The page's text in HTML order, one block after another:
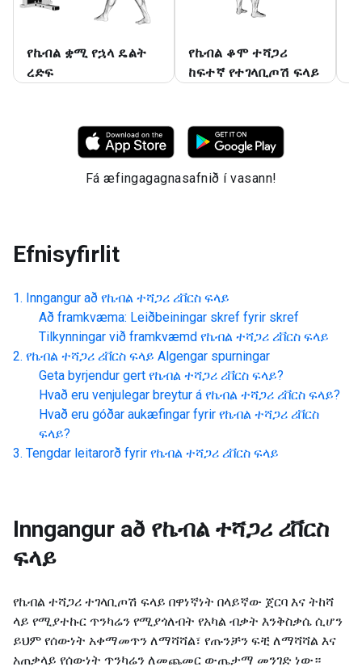
የኬብል ቋሚ የኋላ ዴልት
ረድፍ
የኬብል ቆሞ ተሻጋሪ
ከፍተኛ የተገላቢጦሽ ፍላይ
Fá æfingagagnasafnið í vasann!
Efnisyfirlit
Inngangur að የኬብል ተሻጋሪ ሪቨርስ ፍላይ
Að framkvæma: Leiðbeiningar skref fyrir skref
Tilkynningar við framkvæmd የኬብል ተሻጋሪ ሪቨርስ ፍላይ
የኬብል ተሻጋሪ ሪቨርስ ፍላይ Algengar spurningar
Geta byrjendur gert የኬብል ተሻጋሪ ሪቨርስ ፍላይ?
Hvað eru venjulegar breytur á የኬብል ተሻጋሪ ሪቨርስ ፍላይ?
Hvað eru góðar aukæfingar fyrir የኬብል ተሻጋሪ ሪቨርስ
ፍላይ?
Tengdar leitarorð fyrir የኬብል ተሻጋሪ ሪቨርስ ፍላይ
Inngangur að የኬብል ተሻጋሪ ሪቨርስ
ፍላይ
የኬብል ተሻጋሪ ተገላቢጦሽ ፍላይ በዋነኛነት በላይኛው ጀርባ እና ትከሻ
ላይ የሚያተኩር ጥንካሬን የሚያጎለብት የአካል ብቃት እንቅስቃሴ ሲሆን
ይህም የሰውነት አቀማመጥን ለማሻሻል፣ የጡንቻን ፍቺ ለማሻሻል እና
አጠቃላይ የሰውነት ጥንካሬን ለመጨመር ውጤታማ መንገድ ነው።